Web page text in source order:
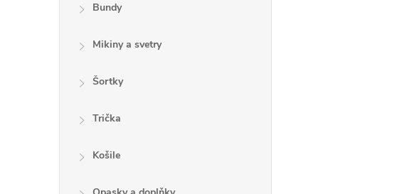
Bundy
Mikiny a svetry
Šortky
Trička
Košile